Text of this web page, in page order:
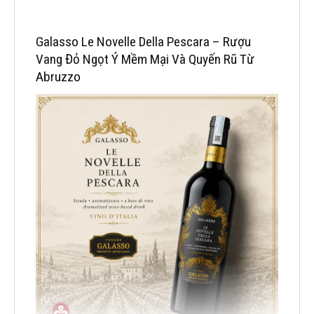
Galasso Le Novelle Della Pescara – Rượu
Vang Đỏ Ngọt Ý Mềm Mại Và Quyến Rũ Từ
Abruzzo